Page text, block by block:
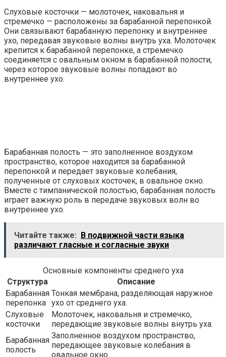
Слуховые косточки — молоточек, наковальня и
стремечко — расположены за барабанной перепонкой.
Они связывают барабанную перепонку и внутреннее
ухо, передавая звуковые волны внутрь уха. Молоточек
крепится к барабанной перепонке, а стремечко
соединяется с овальным окном в барабанной полости,
через которое звуковые волны попадают во
внутреннее ухо.
Барабанная полость — это заполненное воздухом
пространство, которое находится за барабанной
перепонкой и передает звуковые колебания,
полученные от слуховых косточек, в овальное окно.
Вместе с тимпанической полостью, барабанная полость
играет важную роль в передаче звуковых волн во
внутреннее ухо.
Читайте также:
В подвижной части языка
различают гласные и согласные звуки
Основные компоненты среднего уха
Структура
Описание
Барабанная
перепонка
Тонкая мембрана, разделяющая наружное
ухо от среднего уха.
Слуховые
косточки
Молоточек, наковальня и стремечко,
передающие звуковые волны внутрь уха.
Барабанная
полость
Заполненное воздухом пространство,
передающее звуковые колебания в
овальное окно.